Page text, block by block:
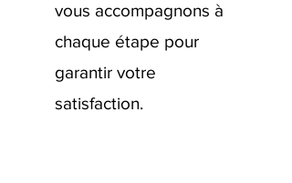
vous accompagnons à
chaque étape pour
garantir votre
satisfaction.